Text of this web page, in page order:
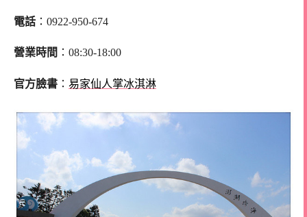
電話 ：0922-950-674
營業時間 ：08:30-18:00
官方臉書 ： 易家仙人掌冰淇淋